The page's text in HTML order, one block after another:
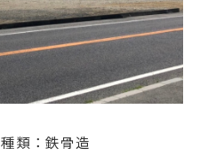
種類：鉄骨造